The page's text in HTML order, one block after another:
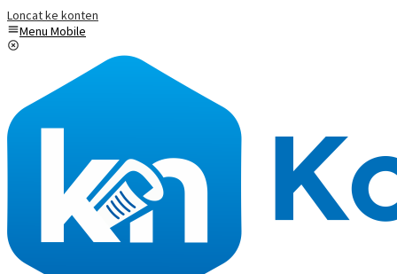
Loncat ke konten
Menu Mobile